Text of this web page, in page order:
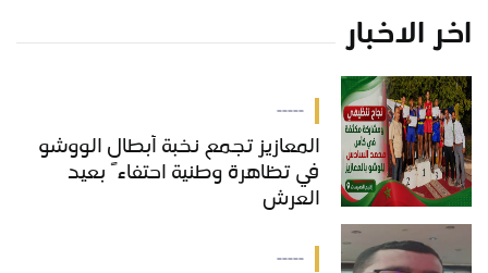
اخر الاخبار
-----
المعازيز تجمع نخبة أبطال الووشو
في تظاهرة وطنية احتفاءً بعيد
العرش
-----